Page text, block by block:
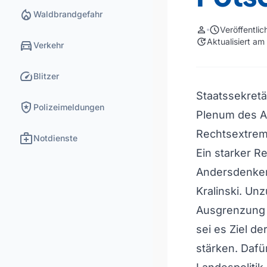
local_fire_department Waldbrandgefahr
directions_carVerkehr
speedBlitzer
local_police Polizeimeldungen
medical_servicesNotdienste
person schedule
updateAktualisiert am
Plenum des
Ein starker
Kralinski.
sei es Ziel
stärken.